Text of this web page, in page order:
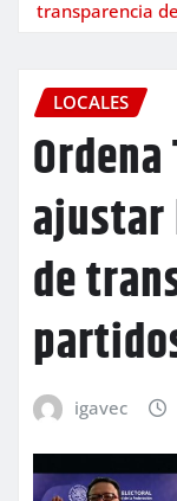
transparencia
LOCALES
Ordena
ajustar
de
igavec